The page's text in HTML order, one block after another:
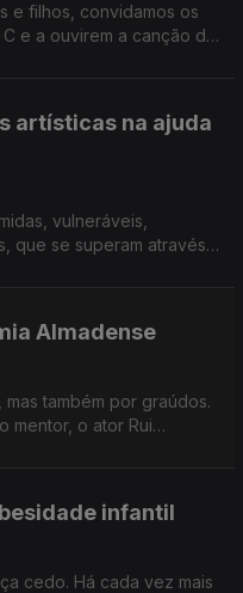
e filhos, convidamos os
e a ouvirem a canção da
artísticas na ajuda
vulneráveis,
que se superam através
Almadense
também por graúdos.
mentor, o ator Rui
infantil
cedo. Há cada vez mais